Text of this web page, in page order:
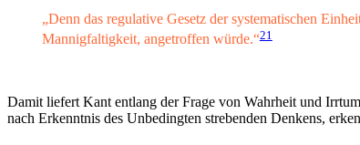
„Denn das regulative Gesetz der systematischen
Mannigfaltigkeit, angetroffen würde.“21
Damit liefert Kant entlang der Frage von Wahrheit und
nach Erkenntnis des Unbedingten strebenden Denkens,